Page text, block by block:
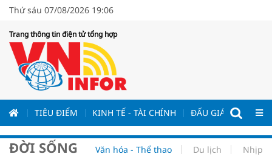
Thứ sáu 07/08/2026 19:06
Trang thông tin điện tử tổng hợp
TIÊU ĐIỂM KINH TẾ - TÀI CHÍNH ĐẤU GIÁ - ĐẤU
ĐỜI SỐNG Văn hóa - Thể thao Du lịch Nhịp